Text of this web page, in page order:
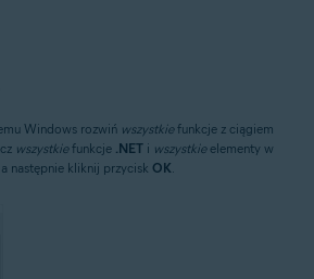
Windows rozwiń wszystkiefunkcje z ciągiem
wszystkiefunkcje .NET i wszystkieelementy w
następnie kliknij przycisk OK